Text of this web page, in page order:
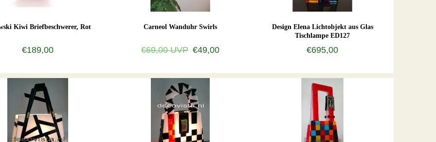
Kiwi Briefbeschwerer, Rot
€189,00
Carneol Wanduhr Swirls
€69,00UVP €49,00
Design Elena Lichtobjekt aus Glas
Tischlampe ED127
€695,00